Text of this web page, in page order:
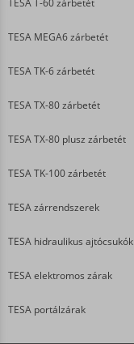
TESA MEGA6 zárbetét
TESA TK-6 zárbetét
TESA TX-80 zárbetét
TESA TX-80 plusz zárbetét
TESA TK-100 zárbetét
TESA zárrendszerek
TESA hidraulikus ajtócsukók
TESA elektromos zárak
TESA portálzárak